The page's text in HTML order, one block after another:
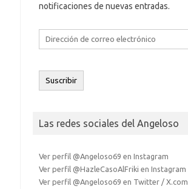
notificaciones de nuevas entradas.
Dirección
electrónico
Suscribir
Las redes sociales del Angeloso
Ver perfil @Angeloso69 en Instagram
Ver perfil @HazleCasoAlFriki en Instagram
Ver perfil @Angeloso69 en Twitter / X.com